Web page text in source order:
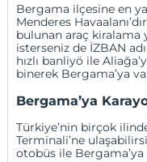
Bergama ilçesine en
Menderes Havaalanı
bulunan araç kiralama
isterseniz de İZBAN
hızlı banliyö ile
binerek Bergama’ya
Bergama’ya
Türkiye’nin birçok
Terminali’ne
otobüs ile